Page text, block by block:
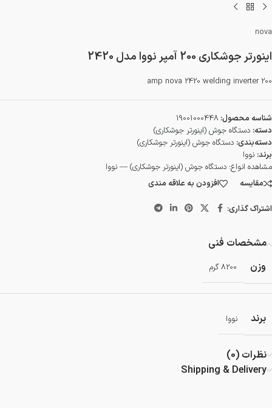
nova
اینورتر جوشکاری 200 آمپر نووا مدل 2420
200 amp nova 2420 welding inverter
شناسه محصول: 19001000448
دسته: دستگاه جوش (اینورتر جوشکاری)
دسته‌بندی: دستگاه جوش (اینورتر جوشکاری)
برند: نووا
مشاهده انواع: دستگاه جوش (اینورتر جوشکاری) — نووا
مقایسه
افزودن به علاقه مندی
اشتراک گذاری:
مشخصات فنی
وزن
8200 گرم
برند نووا
نظرات (0)
Shipping & Delivery